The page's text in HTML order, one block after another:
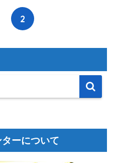
2
ーについて